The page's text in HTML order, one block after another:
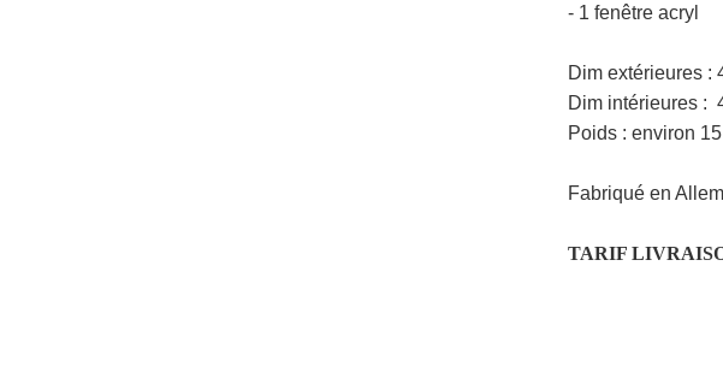
- 1 fenêtre acryl
Dim extérieures :
Dim intérieures :
Poids : environ
Fabriqué en
TARIF